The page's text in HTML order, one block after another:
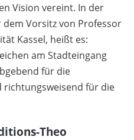
Vision vereint. In der
Vorsitz von Professor
Kassel, heißt es:
am Stadteingang
für die
für die
Theo